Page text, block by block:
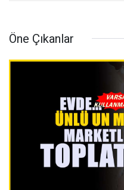
Öne Çıkanlar